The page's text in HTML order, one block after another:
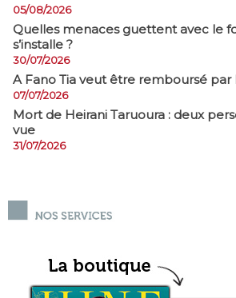
05/08/2026
Quelles menaces guettent avec le
s’installe ?
30/07/2026
A Fano Tia veut être remboursé par
07/07/2026
Mort de Heirani Taruoura : deux
vue
31/07/2026